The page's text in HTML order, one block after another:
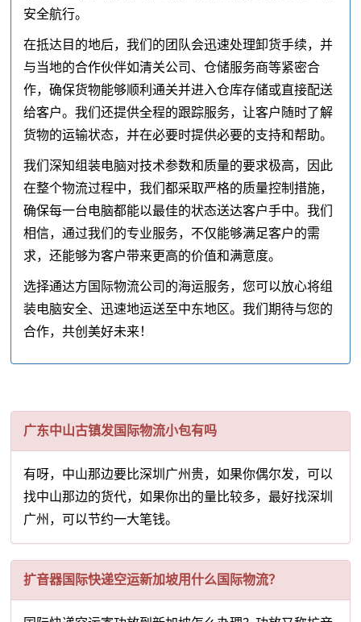
安全航行。
在抵达目的地后，我们的团队会迅速处理卸货手续，并
与当地的合作伙伴如清关公司、仓储服务商等紧密合
作，确保货物能够顺利通关并进入仓库存储或直接配送
给客户。我们还提供全程的跟踪服务，让客户随时了解
货物的运输状态，并在必要时提供必要的支持和帮助。
我们深知组装电脑对技术参数和质量的要求极高，因此
在整个物流过程中，我们都采取严格的质量控制措施，
确保每一台电脑都能以最佳的状态送达客户手中。我们
相信，通过我们的专业服务，不仅能够满足客户的需
求，还能够为客户带来更高的价值和满意度。
选择通达方国际物流公司的海运服务，您可以放心将组
装电脑安全、迅速地运送至中东地区。我们期待与您的
合作，共创美好未来！
广东中山古镇发国际物流小包有吗
有呀，中山那边要比深圳广州贵，如果你偶尔发，可以
找中山那边的货代，如果你出的量比较多，最好找深圳
广州，可以节约一大笔钱。
扩音器国际快递空运新加坡用什么国际物流？